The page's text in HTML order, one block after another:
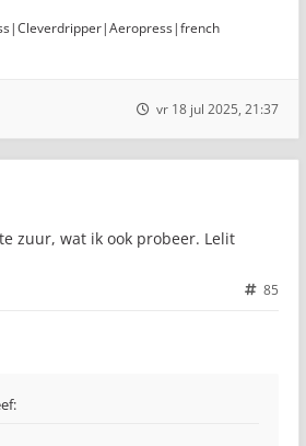
vr 18 jul 2025, 21:37
zuur, wat ik ook probeer. Lelit
85